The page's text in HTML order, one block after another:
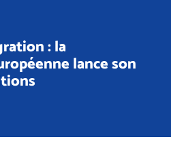
: la
lance son